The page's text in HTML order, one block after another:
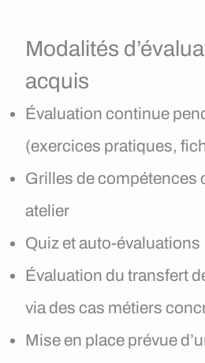
Modalités
acquis
Évaluation continue
(exercices pratiques,
Grilles de compétences
atelier
Quiz et auto-évaluations
Évaluation du transfert
via des cas métiers
Mise en place prévue